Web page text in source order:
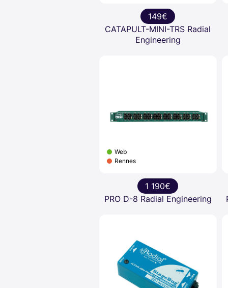
149€
CATAPULT-MINI-TRS Radial
Engineering
Web
Rennes
1 190€
PRO D-8 Radial Engineering